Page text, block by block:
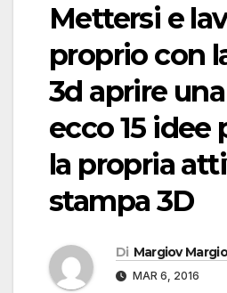
Mettersi e
proprio con
3d aprire
ecco 15 idee
la propria
stampa 3D
Di Margiov
MAR 6, 2016